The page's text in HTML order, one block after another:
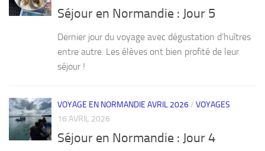
Séjour en Normandie : Jour 5
Dernier jour du voyage avec dégustation d’huîtres
entre autre. Les élèves ont bien profité de leur
séjour !
VOYAGE EN NORMANDIE AVRIL 2026/ VOYAGES
16 AVRIL 2026
Séjour en Normandie : Jour 4